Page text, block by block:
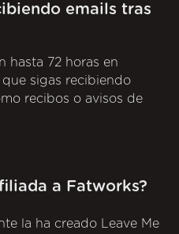
emails tras
hasta 72 horas en
que sigas recibiendo
recibos o avisos de
a Fatworks?
la ha creado Leave Me